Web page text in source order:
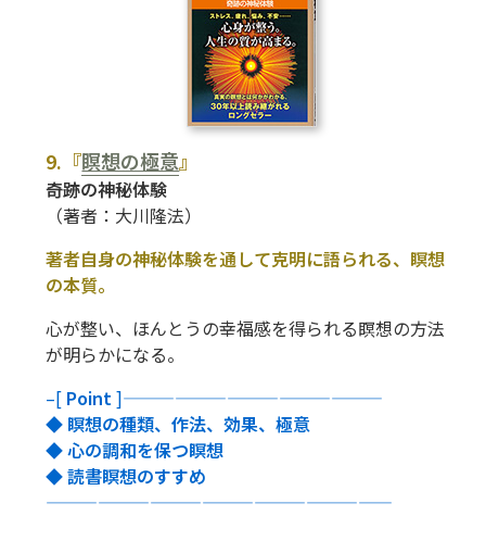
9.『瞑想の極意』
――奇跡の神秘体験
（著者：大川隆法）
著者自身の神秘体験を通して克明に語られる、瞑想
の本質。
心が整い、ほんとうの幸福感を得られる瞑想の方法
が明らかになる。
–[ Point]———————————————
◆ 瞑想の種類、作法、効果、極意
◆ 心の調和を保つ瞑想
◆ 読書瞑想のすすめ
————————————————————